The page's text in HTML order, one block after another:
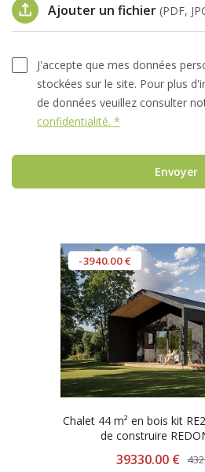
Ajouter un fichier (PDF,
J'accepte que mes données
stockées sur le site. Pour plus
de données veuillez consulter
confidentialité. *
Envoyer
-3940.00 €
Chalet 44 m² en bois kit
de construire
39330.00 €